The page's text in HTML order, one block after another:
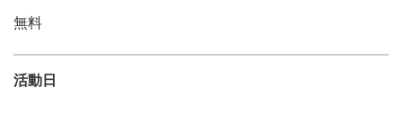
無料
活動日